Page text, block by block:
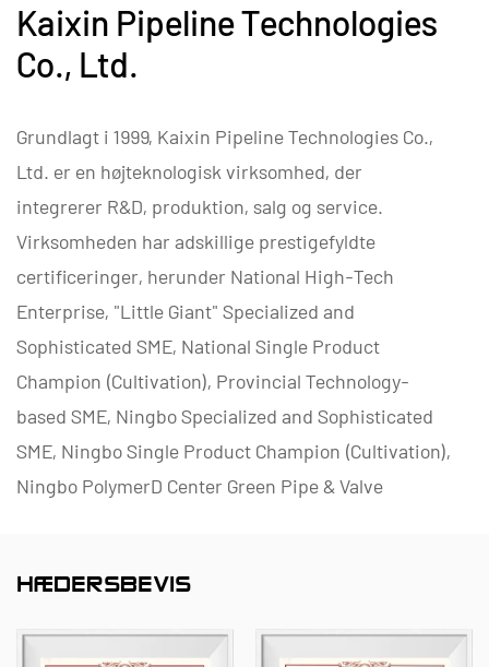
Kaixin Pipeline Technologies
Co., Ltd.
Grundlagt i 1999, Kaixin Pipeline Technologies Co.,
Ltd. er en højteknologisk virksomhed, der
integrerer R&D, produktion, salg og service.
Virksomheden har adskillige prestigefyldte
certificeringer, herunder National High-Tech
Enterprise, "Little Giant" Specialized and
Sophisticated SME, National Single Product
Champion (Cultivation), Provincial Technology-
based SME, Ningbo Specialized and Sophisticated
SME, Ningbo Single Product Champion (Cultivation),
Ningbo PolymerD Center Green Pipe & Valve
Enterprise Data Management Capability
Vi er specialiserede i at udvikle, producere og
HÆDERSBEVIS